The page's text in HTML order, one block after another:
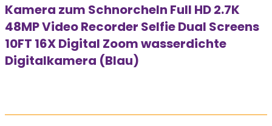
Kamera zum Schnorcheln Full HD 2.7K
48MP Video Recorder Selfie Dual Screens
10FT 16X Digital Zoom wasserdichte
Digitalkamera (Blau)